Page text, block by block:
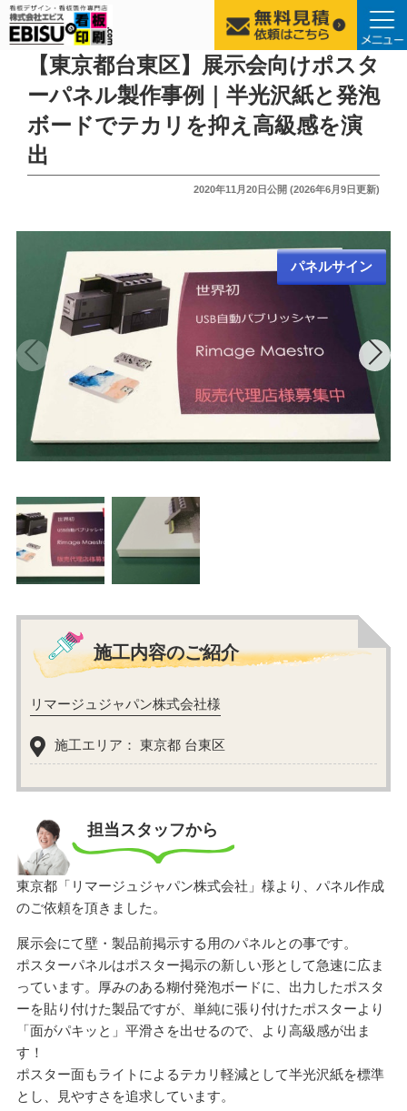
【東京都台東区】展示会向けポスタ
ーパネル製作事例｜半光沢紙と発泡
ボードでテカリを抑え高級感を演
出
投
2020年11月20日公開 (2026年6月9日更新)
パネルサイン
施工内容のご紹介
リマージュジャパン株式会社様
施工エリア： 東京都 台東区
担当スタッフから
東京都「リマージュジャパン株式会社」様より、パネル作成
のご依頼を頂きました。
展示会にて壁・製品前掲示する用のパネルとの事です。
ポスターパネルはポスター掲示の新しい形として急速に広ま
っています。厚みのある糊付発泡ボードに、出力したポスタ
ーを貼り付けた製品ですが、単純に張り付けたポスターより
「面がパキッと」平滑さを出せるので、より高級感が出ま
す！
ポスター面もライトによるテカリ軽減として半光沢紙を標準
とし、見やすさを追求しています。